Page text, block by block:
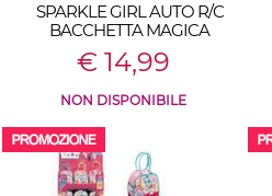
SPARKLE GIRL AUTO R/C
BACCHETTA MAGICA
€ 14,99
NON DISPONIBILE